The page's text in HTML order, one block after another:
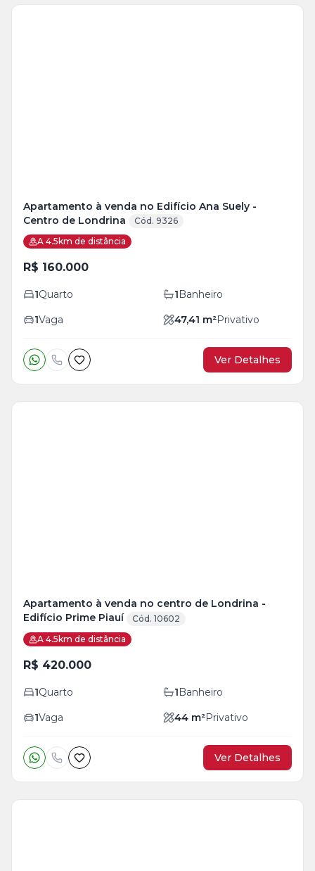
Apartamento à venda no Edifício Ana Suely -
Centro de Londrina
Cód. 9326
A 4.5km de distância
R$ 160.000
1Quarto 1 Banheiro
1Vaga 47,41 m²Privativo
Ver Detalhes
Apartamento à venda no centro de Londrina -
Edifício Prime Piauí
Cód. 10602
A 4.5km de distância
R$ 420.000
1Quarto 1Banheiro
1Vaga 44 m²Privativo
Ver Detalhes